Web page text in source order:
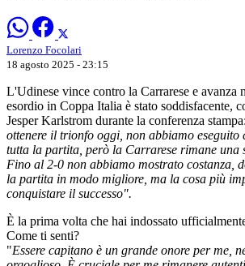
Lorenzo Focolari
18 agosto 2025 - 23:15
L'Udinese vince contro la Carrarese e avanza
esordio in Coppa Italia è stato soddisfacente,
Jesper Karlstrom durante la conferenza stampa:
ottenere il trionfo oggi, non abbiamo eseguito
tutta la partita, però la Carrarese rimane una
Fino al 2-0 non abbiamo mostrato costanza,
la partita in modo migliore, ma la cosa più
conquistare il successo".
È la prima volta che hai indossato
Come ti senti?
"Essere capitano è un grande onore per me,